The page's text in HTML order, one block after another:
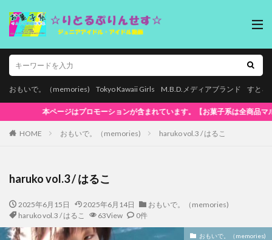
おもいで。（memories) Tokyo Kawaii Girls M.B.D.メディアブランド すとろ
菓子系は全商品マルチデバイス再生対応!】WindowsOS、Mac、スマホ
HOME おもいで。（memories) haruko vol.3 / はるこ
haruko vol.3 / はるこ
2025年6月15日 2025年6月14日
おもいで。（memories)
haruko vol.3 / はるこ
63View 0件
おもいで。（memories)